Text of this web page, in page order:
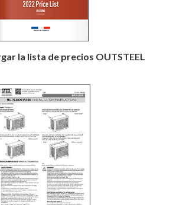
la lista de precios OUTSTEEL